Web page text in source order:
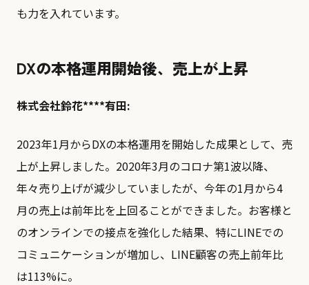
も力を入れています。
DXの本格運用開始後、売上が上昇
株式会社鈴花****有田:
2023年1月からDXの本格運用を開始した成果として、売
上が上昇しました。2020年3月のコロナ第1波以降、
年々売り上げが減少していましたが、今年の1月から4
月の売上は前年比を上回ることができました。お客様と
のオンラインでの接点を強化した結果、特にLINEでの
コミュニケーションが増加し、LINE顧客の売上前年比
は113%に。